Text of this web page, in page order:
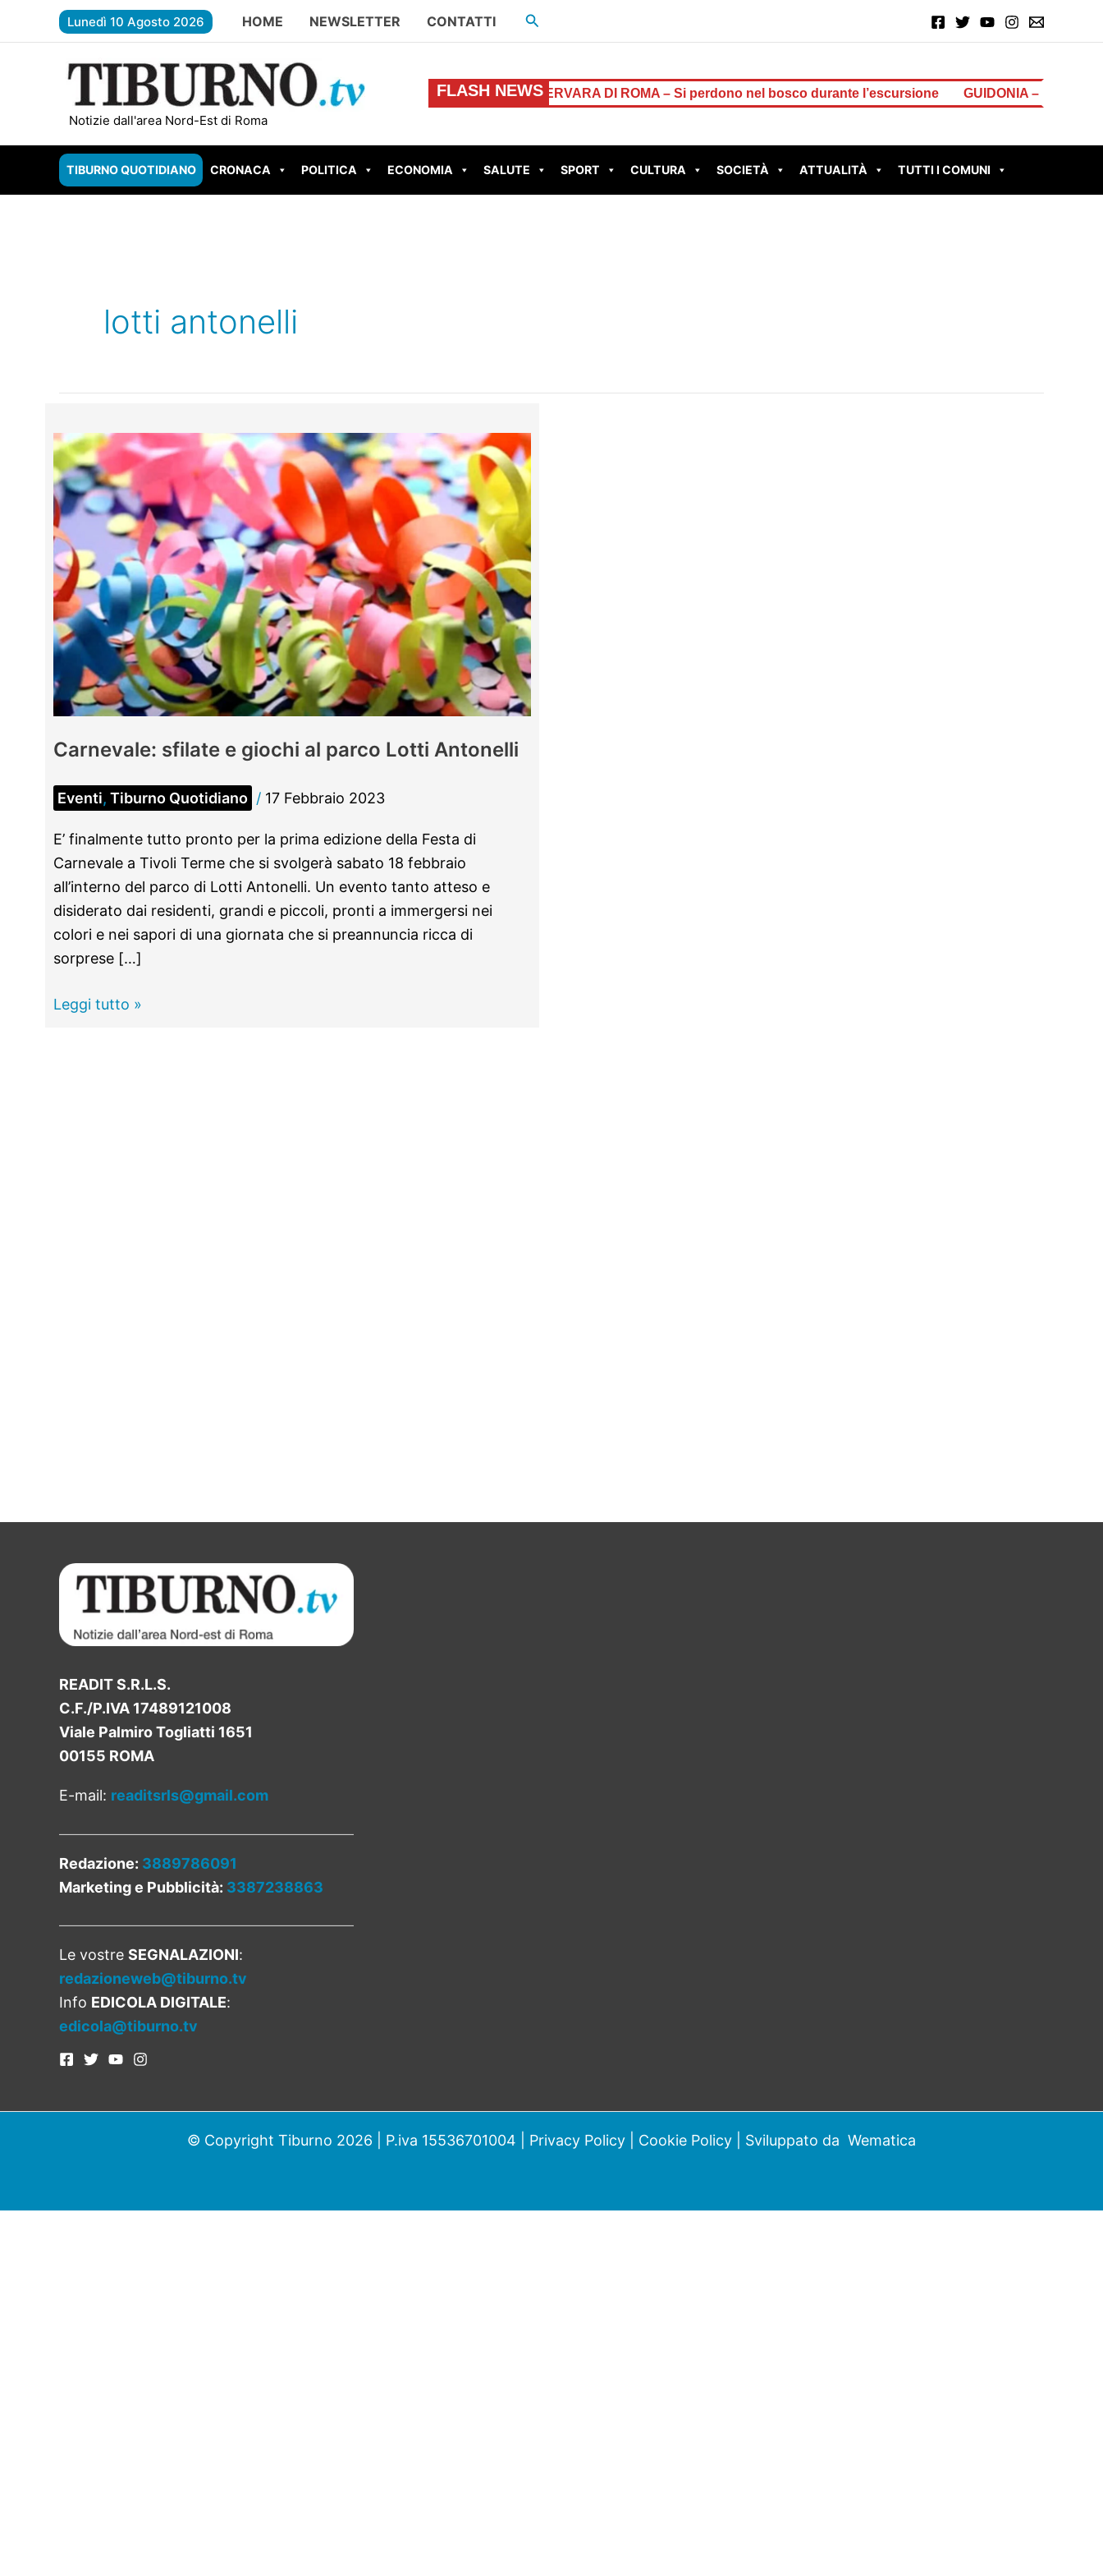
Lunedì 10 Agosto 2026 HOME NEWSLETTER CONTATTI Cerca
Notizie dall'area Nord-Est di Roma
FLASH NEWS
TIVOLI – Bruciano le sterpaglie alle case popolari CERVARA DI ROMA – Si perdono nel bosco durante l’escursione GUIDONIA – Incendio a
TIBURNO QUOTIDIANO CRONACA POLITICA ECONOMIA SALUTE SPORT CULTURA SOCIETÀ ATTUALITÀ TUTTI I COMUNI
lotti antonelli
Carnevale: sfilate e giochi al parco Lotti Antonelli
Eventi, Tiburno Quotidiano / 17 Febbraio 2023
E’ finalmente tutto pronto per la prima edizione della Festa di
Carnevale a Tivoli Terme che si svolgerà sabato 18 febbraio
all’interno del parco di Lotti Antonelli. Un evento tanto atteso e
disiderato dai residenti, grandi e piccoli, pronti a immergersi nei
colori e nei sapori di una giornata che si preannuncia ricca di
sorprese […]
Carnevale:
Leggi tutto »
READIT S.R.L.S.
C.F./P.IVA 17489121008
Viale Palmiro Togliatti 1651
00155 ROMA
E-mail: readitsrls@gmail.com
Redazione: 3889786091
Marketing e Pubblicità: 3387238863
Le vostre SEGNALAZIONI:
redazioneweb@tiburno.tv
Info EDICOLA DIGITALE:
edicola@tiburno.tv
© Copyright Tiburno 2026 | P.iva 15536701004 | Privacy Policy Cookie Policy | Sviluppato da Wematica